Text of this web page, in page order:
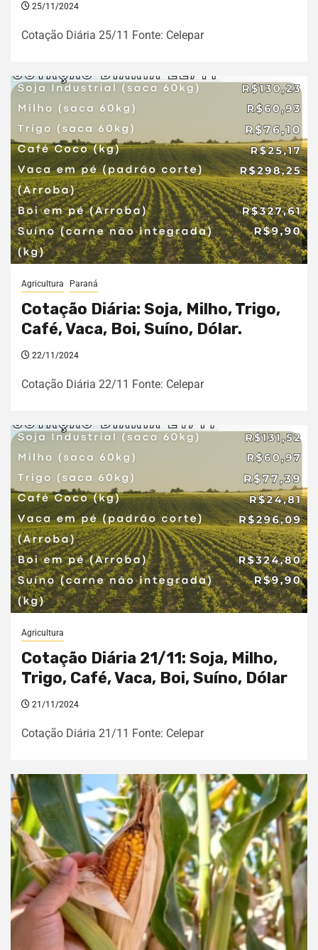
25/11/2024
Cotação Diária 25/11 Fonte: Celepar
Agricultura Paraná
Cotação Diária: Soja, Milho, Trigo,
Café, Vaca, Boi, Suíno, Dólar.
22/11/2024
Cotação Diária 22/11 Fonte: Celepar
Agricultura
Cotação Diária 21/11: Soja, Milho,
Trigo, Café, Vaca, Boi, Suíno, Dólar
21/11/2024
Cotação Diária 21/11 Fonte: Celepar